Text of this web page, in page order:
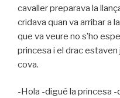
cavaller preparava la
cridava quan va arribar a
que va veure no s’ho
princesa i el drac
cova.
-Hola -digué la princesa -